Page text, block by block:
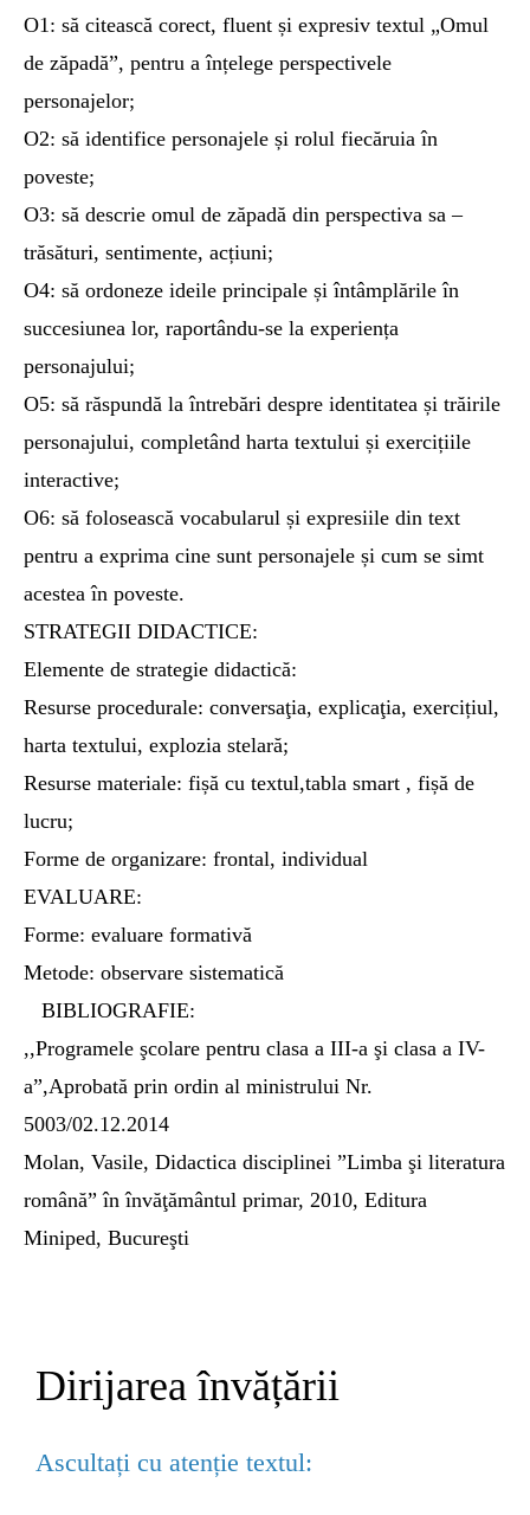
O1: să citească corect, fluent și expresiv textul „Omul
de zăpadă”, pentru a înțelege perspectivele
personajelor;
O2: să identifice personajele și rolul fiecăruia în
poveste;
O3: să descrie omul de zăpadă din perspectiva sa –
trăsături, sentimente, acțiuni;
O4: să ordoneze ideile principale și întâmplările în
succesiunea lor, raportându-se la experiența
personajului;
O5: să răspundă la întrebări despre identitatea și trăirile
personajului, completând harta textului și exercițiile
interactive;
O6: să folosească vocabularul și expresiile din text
pentru a exprima cine sunt personajele și cum se simt
acestea în poveste.
STRATEGII DIDACTICE:
Elemente de strategie didactică:
Resurse procedurale: conversaţia, explicaţia, exercițiul,
harta textului, explozia stelară;
Resurse materiale: fișă cu textul,tabla smart , fișă de
lucru;
Forme de organizare: frontal, individual
EVALUARE:
Forme: evaluare formativă
Metode: observare sistematică
BIBLIOGRAFIE:
,,Programele şcolare pentru clasa a III-a şi clasa a IV-
a”,Aprobată prin ordin al ministrului Nr.
5003/02.12.2014
Molan, Vasile, Didactica disciplinei ”Limba şi literatura
română” în învăţământul primar, 2010, Editura
Miniped, Bucureşti
Dirijarea învățării
Ascultați cu atenție textul: